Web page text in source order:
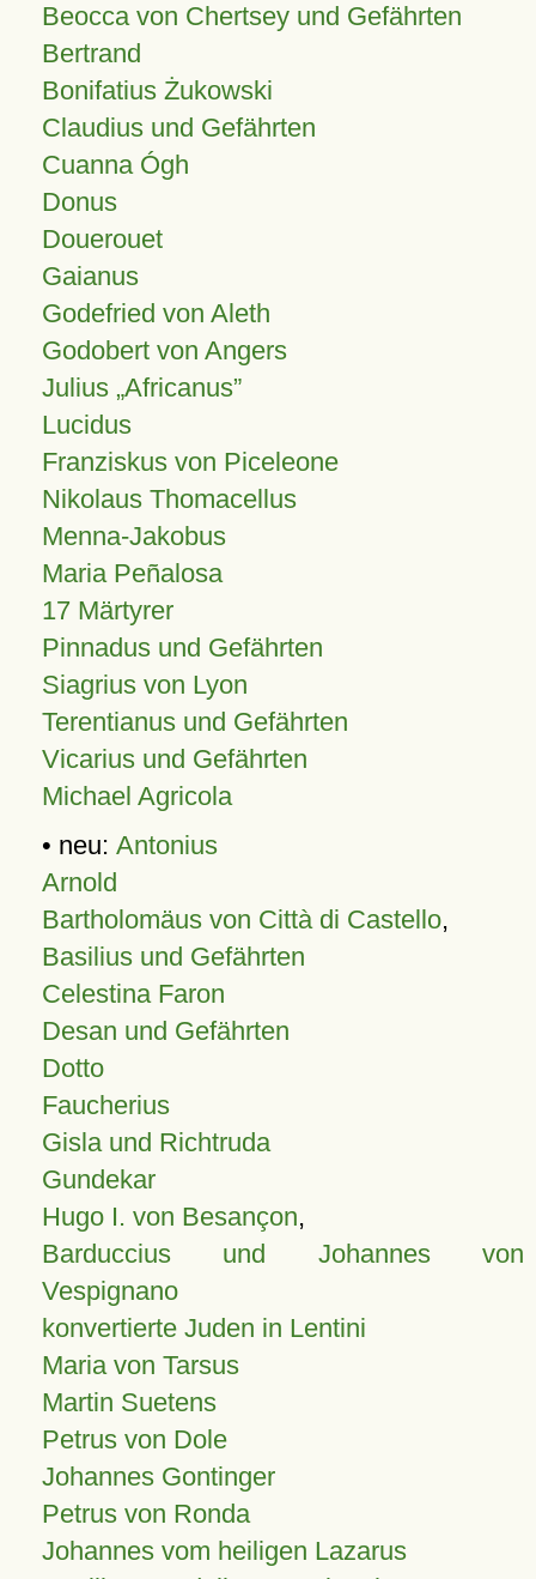
Beocca von Chertsey und Gefährten
Bertrand
Bonifatius Żukowski
Claudius und Gefährten
Cuanna Ógh
Donus
Douerouet
Gaianus
Godefried von Aleth
Godobert von Angers
Julius Africanus
Lucidus
Franziskus von Piceleone
Nikolaus Thomacellus
Menna-Jakobus
Maria Peñalosa
17 Märtyrer
Pinnadus und Gefährten
Siagrius von Lyon
Terentianus und Gefährten
Vicarius und Gefährten
Michael Agricola
• neu: Antonius
Arnold
Bartholomäus von Città di Castello,
Basilius und Gefährten
Celestina Faron
Desan und Gefährten
Dotto
Faucherius
Gisla und Richtruda
Gundekar
Hugo I. von Besançon,
Barduccius und Johannes von
Vespignano
konvertierte Juden in Lentini
Maria von Tarsus
Martin Suetens
Petrus von Dole
Johannes Gontinger
Petrus von Ronda
Johannes vom heiligen Lazarus